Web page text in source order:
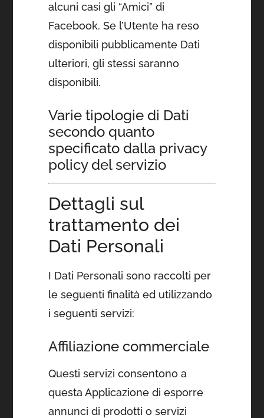
alcuni casi gli “Amici” di
Facebook. Se l’Utente ha reso
disponibili pubblicamente Dati
ulteriori, gli stessi saranno
disponibili.
Varie tipologie di Dati
secondo quanto
specificato dalla privacy
policy del servizio
Dettagli sul
trattamento dei
Dati Personali
I Dati Personali sono raccolti per
le seguenti finalità ed utilizzando
i seguenti servizi:
Affiliazione commerciale
Questi servizi consentono a
questa Applicazione di esporre
annunci di prodotti o servizi